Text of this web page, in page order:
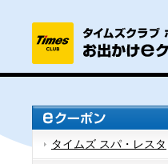
タイムズ スパ・レスタ